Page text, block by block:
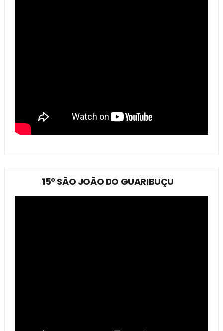
15º SÃO JOÃO DO GUARIBUÇU